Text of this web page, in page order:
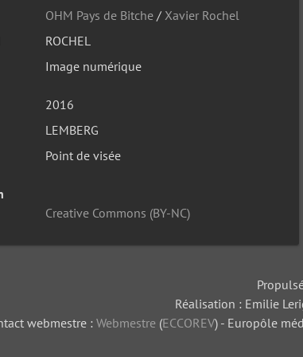
OHM Pays de Bitche/ Xavier Rochel
ROCHEL
Image numérique
2016
LEMBERG
Point de visée
Creative Commons (BY-NC)
Réalisation : Emilie
webmestre : Webmestre (ECCOREV) - Europôle